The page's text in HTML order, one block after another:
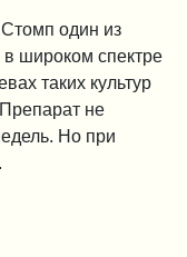
один из
широком спектре
таких культур
Препарат не
Но при